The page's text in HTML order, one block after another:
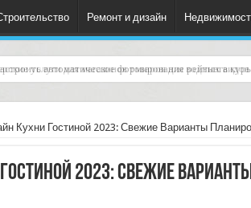
Ремонт и дизайн
автоматическое формирование рейтинга
Кухни Гостиной 2023: Свежие Варианты
2023: Свежие